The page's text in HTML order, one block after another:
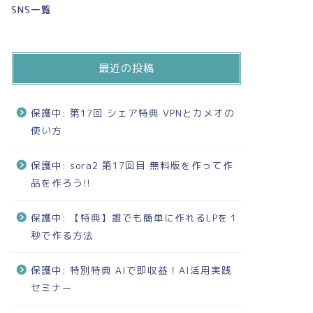
SNS一覧
最近の投稿
保護中: 第17回 シェア特典 VPNとカメオの
使い方
保護中: sora2 第17回目 無料版を作って作
品を作ろう!!
保護中: 【特典】誰でも簡単に作れるLPを１
秒で作る方法
保護中: 特別特典 AIで即収益！AI活用実践
セミナー